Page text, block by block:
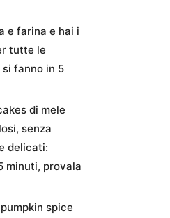
e farina e hai i
tutte le
fanno in 5
di mele
senza
delicati:
minuti, provala
spice